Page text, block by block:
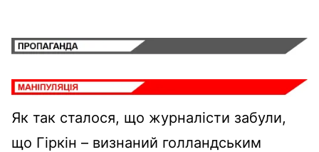
Як так сталося, що журналісти забули,
що Гіркін – визнаний голландським